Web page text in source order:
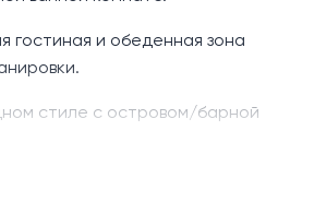
гостиная и обеденная зона
стиле с островом/барной